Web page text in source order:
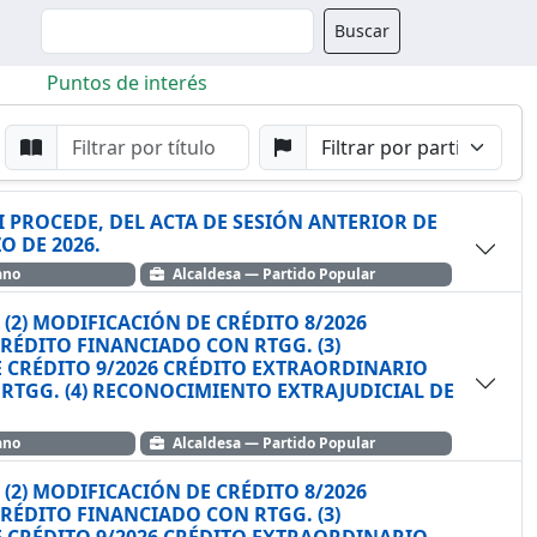
Buscador Buscar
Puntos de interés
Buscar por Punto
Buscar por Partido
DEL ACTA DE SESIÓN ANTERIOR DE
DE 2026.
Alcaldesa — Partido Popular
(2) MODIFICACIÓN DE CRÉDITO 8/2026
CON RTGG. (3)
9/2026 CRÉDITO EXTRAORDINARIO
(4) RECONOCIMIENTO EXTRAJUDICIAL DE
Alcaldesa — Partido Popular
(2) MODIFICACIÓN DE CRÉDITO 8/2026
CON RTGG. (3)